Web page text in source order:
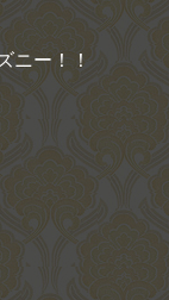
ニー！！